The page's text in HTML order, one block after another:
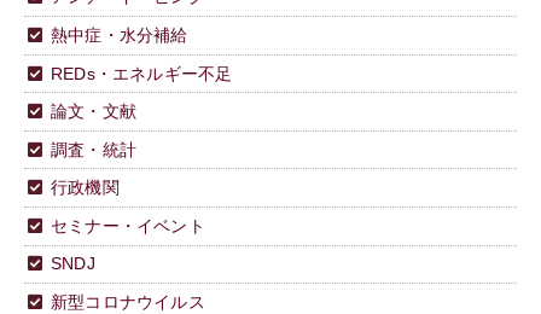
熱中症・水分補給
REDs・エネルギー不足
論文・文献
調査・統計
行政機関
セミナー・イベント
SNDJ
新型コロナウイルス